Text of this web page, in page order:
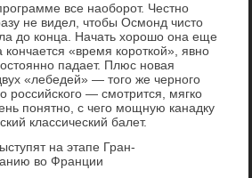
все наоборот. Честно
не видел, чтобы Осмонд чисто
до конца. Начать хорошо она еще
кончается «время короткой», явно
падает. Плюс новая
«лебедей» — того же черного
российского — смотрится, мягко
понятно, с чего мощную канадку
классический балет.
на этапе Гран-
во Франции